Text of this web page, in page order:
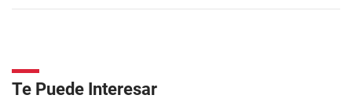
Te Puede Interesar